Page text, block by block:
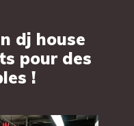
dj house
pour des
!